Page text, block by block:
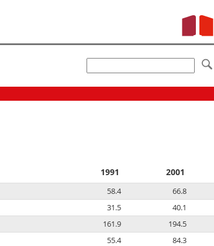
1991 2001
58.4 66.8
31.5 40.1
161.9 194.5
55.4 84.3